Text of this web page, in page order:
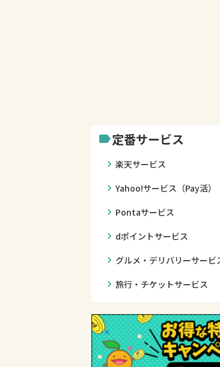
label定番サービス
chevron_right 楽天サービス
chevron_right Yahoo!サービス（Pay活）
chevron_right Pontaサービス
chevron_right dポイントサービス
chevron_right グルメ・デリバリーサービ
chevron_right 旅行・チケットサービス